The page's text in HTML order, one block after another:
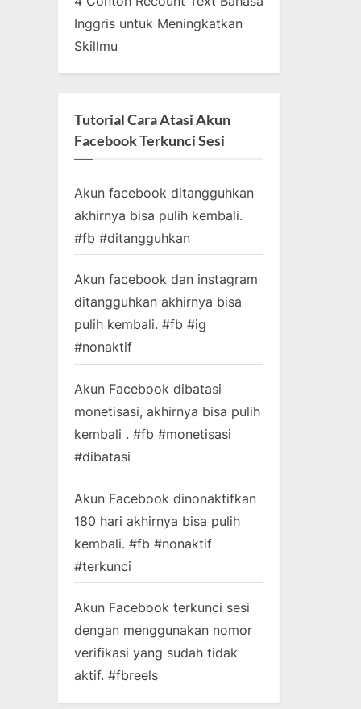
Inggris untuk Meningkatkan
Skillmu
Tutorial Cara Atasi Akun
Facebook Terkunci Sesi
Akun facebook ditangguhkan
akhirnya bisa pulih kembali.
#fb #ditangguhkan
Akun facebook dan instagram
ditangguhkan akhirnya bisa
pulih kembali. #fb #ig
#nonaktif
Akun Facebook dibatasi
monetisasi, akhirnya bisa pulih
kembali . #fb #monetisasi
#dibatasi
Akun Facebook dinonaktifkan
180 hari akhirnya bisa pulih
kembali. #fb #nonaktif
#terkunci
Akun Facebook terkunci sesi
dengan menggunakan nomor
verifikasi yang sudah tidak
aktif. #fbreels